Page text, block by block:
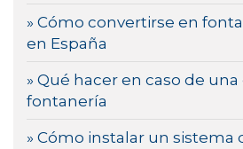
» Cómo convertirse en
en España
» Qué hacer en caso de
fontanería
» Cómo instalar un sistema